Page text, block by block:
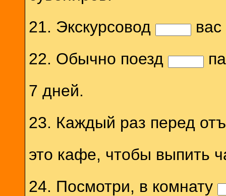
21. Экскурсовод
вас
22. Обычно поезд
7 дней.
23. Каждый раз перед
это кафе, чтобы выпить
24. Посмотри, в комнату